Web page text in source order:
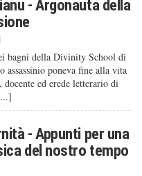
- Argonauta della
bagni della Divinity School di
assassinio poneva fine alla vita
ed erede letterario di
- Appunti per una
del nostro tempo